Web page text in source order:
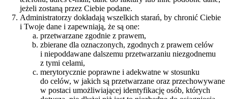
jeżeli zostaną przez Ciebie podane.
Administratorzy dokładają wszelkich starań, by chronić Ciebie
i Twoje dane i zapewniają, że są one:
przetwarzane zgodnie z prawem,
zbierane dla oznaczonych, zgodnych z prawem celów
i niepoddawane dalszemu przetwarzaniu niezgodnemu
z tymi celami,
merytorycznie poprawne i adekwatne w stosunku
do celów, w jakich są przetwarzane oraz przechowywane
w postaci umożliwiającej identyfikację osób, których